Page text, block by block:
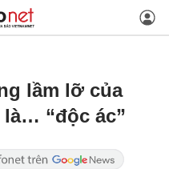
lầm lỡ của
“độc ác”